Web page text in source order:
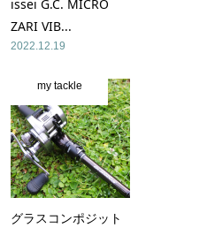
issei G.C. MICRO
ZARI VIB...
2022.12.19
my tackle
グラスコンポジット